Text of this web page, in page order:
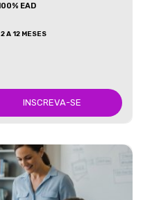
EAD
2 A 12 MESES
INSCREVA-SE